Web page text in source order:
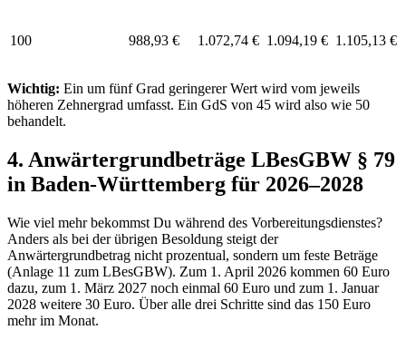
100 988,93 € 1.072,74 € 1.094,19 € 1.105,13 €
Wichtig: Ein um fünf Grad geringerer Wert wird vom jeweils
höheren Zehnergrad umfasst. Ein GdS von 45 wird also wie 50
behandelt.
4. Anwärtergrundbeträge LBesGBW § 79
in Baden-Württemberg für 2026–2028
Wie viel mehr bekommst Du während des Vorbereitungsdienstes?
Anders als bei der übrigen Besoldung steigt der
Anwärtergrundbetrag nicht prozentual, sondern um feste Beträge
(Anlage 11 zum LBesGBW). Zum 1. April 2026 kommen 60 Euro
dazu, zum 1. März 2027 noch einmal 60 Euro und zum 1. Januar
2028 weitere 30 Euro. Über alle drei Schritte sind das 150 Euro
mehr im Monat.